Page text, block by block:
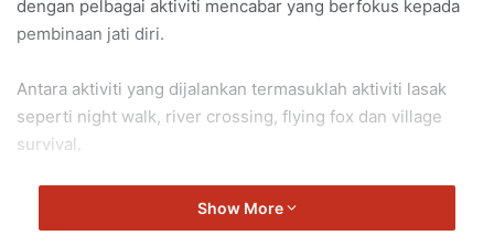
dengan pelbagai aktiviti mencabar yang berfokus kepada
pembinaan jati diri.
Antara aktiviti yang dijalankan termasuklah aktiviti lasak
seperti night walk, river crossing, flying fox dan village
survival.
Aktiviti-aktiviti ini bukan sahaja menguji ketahanan fizikal
peserta, malah berjaya memupuk semangat kerjasama,
Show More